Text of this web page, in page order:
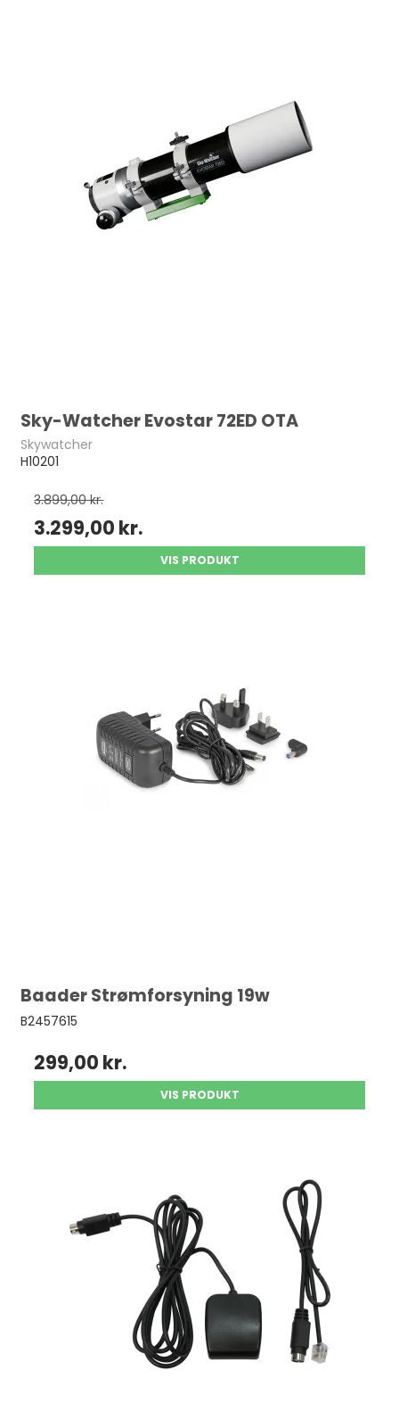
Sky-Watcher Evostar 72ED OTA
Skywatcher
H10201
3.899,00 kr.
3.299,00 kr.
VIS PRODUKT
Baader Strømforsyning 19w
B2457615
299,00 kr.
VIS PRODUKT